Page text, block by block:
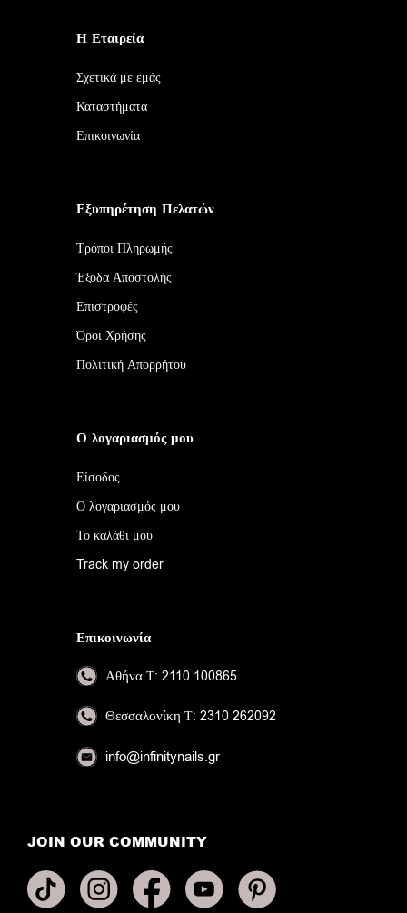
Η Εταιρεία
Σχετικά με εμάς
Καταστήματα
Επικοινωνία
Εξυπηρέτηση Πελατών
Τρόποι Πληρωμής
Έξοδα Αποστολής
Επιστροφές
Όροι Χρήσης
Πολιτική Απορρήτου
Ο λογαριασμός μου
Είσοδος
Ο λογαριασμός μου
Το καλάθι μου
Track my order
Επικοινωνία
ΑθήναΤ: 2110 100865
ΘεσσαλονίκηΤ: 2310 262092
info@infinitynails.gr
JOIN OUR COMMUNITY